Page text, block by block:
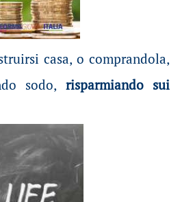
casa, o comprandola,
sodo, risparmiando sui